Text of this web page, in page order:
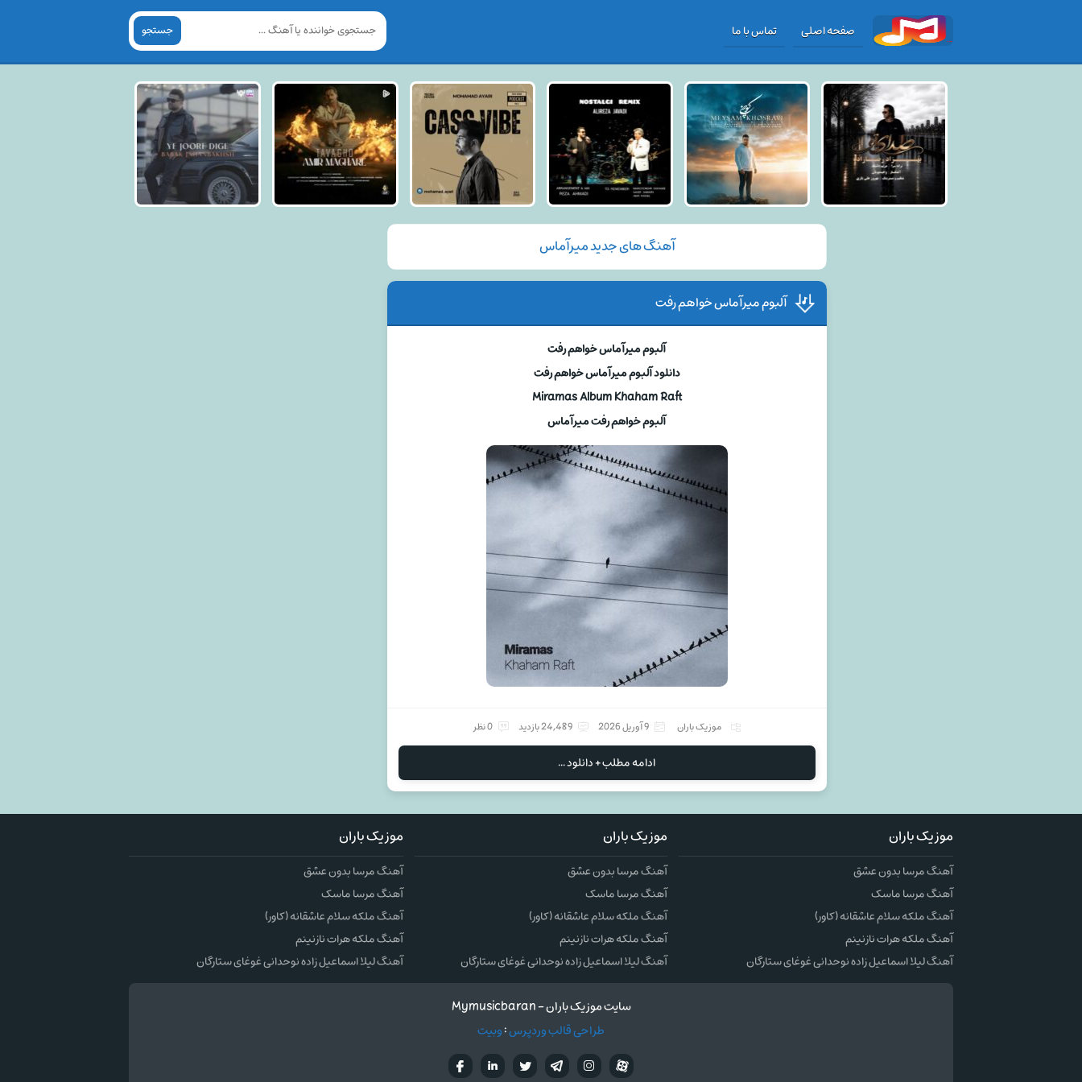
صفحه اصلی تماس با ما جستجو
آهنگ های جدید میرآماس
آلبوم میرآماس خواهم رفت
آلبوم میرآماس خواهم رفت
دانلود آلبوم میرآماس خواهم رفت
Miramas Album Khaham Raft
آلبوم خواهم رفت میرآماس
موزیک باران 9 آوریل 2026 24,489 بازدید 0 نظر
ادامه مطلب + دانلود ...
موزیک باران
آهنگ مرسا بدون عشق
آهنگ مرسا ماسک
آهنگ ملکه سلام عاشقانه (کاور)
آهنگ ملکه هرات نازنینم
آهنگ لیلا اسماعیل زاده نوحدانی غوغای ستارگان
موزیک باران
آهنگ مرسا بدون عشق
آهنگ مرسا ماسک
آهنگ ملکه سلام عاشقانه (کاور)
آهنگ ملکه هرات نازنینم
آهنگ لیلا اسماعیل زاده نوحدانی غوغای ستارگان
موزیک باران
آهنگ مرسا بدون عشق
آهنگ مرسا ماسک
آهنگ ملکه سلام عاشقانه (کاور)
آهنگ ملکه هرات نازنینم
آهنگ لیلا اسماعیل زاده نوحدانی غوغای ستارگان
سایت موزیک باران - Mymusicbaran
طراحی قالب وردپرس:وبیت
تويترتلگرام
اینستاگرام آپارات